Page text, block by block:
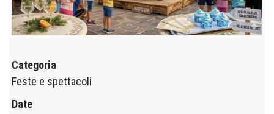
Categoria
Feste e spettacoli
Date